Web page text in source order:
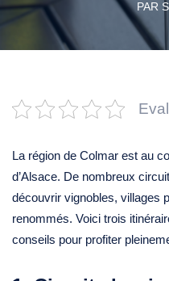
PAR
La région de Colmar est au
d’Alsace. De nombreux
découvrir vignobles, villages
renommés. Voici trois
conseils pour profiter